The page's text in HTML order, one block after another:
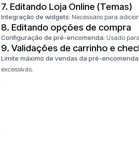
7. Editando Loja Online (Temas)
Integração de widgets: Necessário para
8. Editando opções de compra
Configuração de pré-encomenda: Usado
9. Validações de carrinho e
Limite máximo de vendas da pré-encomenda:
excessivas.